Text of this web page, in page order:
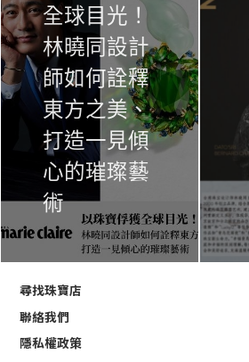
全球目光！
林曉同設計
師如何詮釋
東方之美、
打造一見傾
心的璀璨藝
術
尋找珠寶店
聯絡我們
隱私權政策